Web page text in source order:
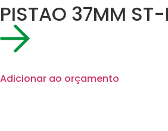
PISTAO 37MM
Adicionar ao orçamento